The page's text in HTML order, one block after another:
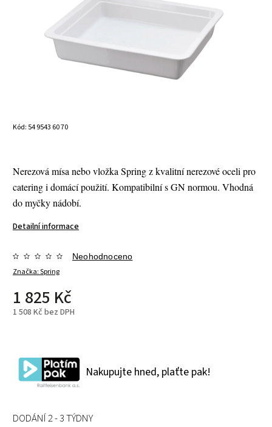
Kód: 54 9543 60 70
Nerezová mísa nebo vložka Spring z kvalitní nerezové oceli pro
catering i domácí použití. Kompatibilní s GN normou. Vhodná
do myčky nádobí.
Detailní informace
Značka:Spring
Neohodnoceno
1 825 Kč
1 508 Kč bez DPH
Nakupujte hned, plaťte pak!
DODÁNÍ 2 - 3 TÝDNY